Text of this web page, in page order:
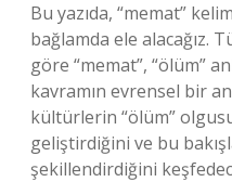
Bu yazıda, “memat”
bağlamda ele alacağız.
göre “memat”, “ölüm”
kavramın evrensel bir
kültürlerin “ölüm”
geliştirdiğini ve bu
şekillendirdiğini